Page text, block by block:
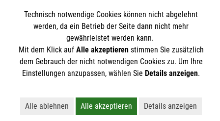
Mediathek
Der Malteser Hilfsdienst e.V. ist als eingetragene
gemeinnützige Organisation von der Körperschaft- und
Gewerbesteuer befreit.
Technisch notwendige Cookies können nicht abgelehnt
werden, da ein Betrieb der Seite dann nicht mehr
gewährleistet werden kann.
Mit dem Klick auf Alle akzeptierenstimmen Sie zusätzlich
dem Gebrauch der nicht notwendigen Cookies zu. Um Ihre
Einstellungen anzupassen, wählen Sie Details anzeigen.
Alle ablehnen Alle akzeptieren Details anzeigen